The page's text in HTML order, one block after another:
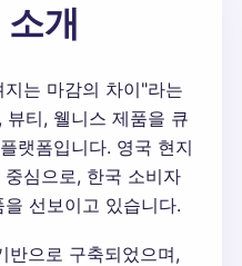
개
는 마감의 차이"라는
티, 웰니스 제품을 큐
랫폼입니다. 영국 현지
심으로, 한국 소비자
선보이고 있습니다.
반으로 구축되었으며,